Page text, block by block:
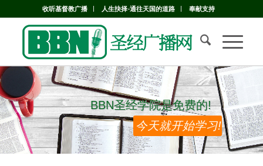
收听基督教广播 人生抉择-通往天国的道路 奉献支持
BBN圣经学院是免费的!
BBN圣经学院是免费的!
今天就开始学习!